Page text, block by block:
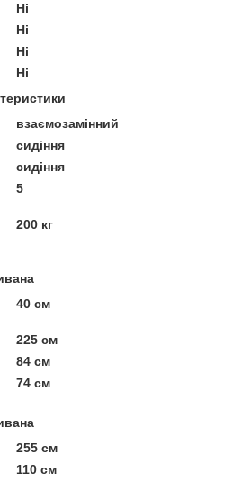
Ні
Ні
Ні
Ні
взаємозамінний
сидіння
сидіння
5
200 кг
40 см
225 см
84 см
74 см
255 см
110 см